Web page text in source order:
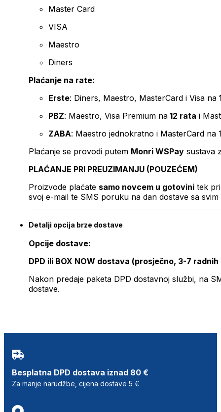
Master Card
VISA
Maestro
Diners
Plaćanje na rate:
Erste: Diners, Maestro, MasterCard i Visa na
PBZ: Maestro, Visa Premium na 12 rata i
ZABA: Maestro jednokratno i MasterCard na
Plaćanje se provodi putem Monri WSPay sustava
PLAĆANJE PRI PREUZIMANJU (POUZEĆEM)
Proizvode plaćate samo novcem u gotovini tek
svoj e-mail te SMS poruku na dan dostave sa svim
Detalji opcija brze dostave
Opcije dostave:
DPD ili BOX NOW dostava (prosječno, 3-7 radnih
Nakon predaje paketa DPD dostavnoj službi, na
dostave.
Besplatna DPD dostava iznad 80 €
Za manje narudžbe, cijena dostave 5 €